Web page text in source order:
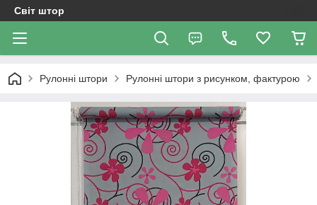
Світ штор
Рулонні штори Рулонні штори з рисунком, фактурою